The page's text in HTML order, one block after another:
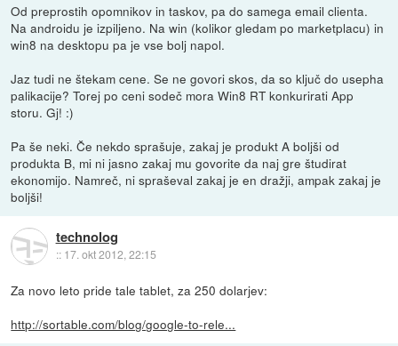
Od preprostih opomnikov in taskov, pa do samega email clienta.
Na androidu je izpiljeno. Na win (kolikor gledam po marketplacu) in
win8 na desktopu pa je vse bolj napol.
Jaz tudi ne štekam cene. Se ne govori skos, da so ključ do usepha
palikacije? Torej po ceni sodeč mora Win8 RT konkurirati App
storu. Gj! :)
Pa še neki. Če nekdo sprašuje, zakaj je produkt A boljši od
produkta B, mi ni jasno zakaj mu govorite da naj gre študirat
ekonomijo. Namreč, ni spraševal zakaj je en dražji, ampak zakaj je
boljši!
technolog
:: 17. okt 2012, 22:15
Za novo leto pride tale tablet, za 250 dolarjev:
http://sortable.com/blog/google-to-rele...